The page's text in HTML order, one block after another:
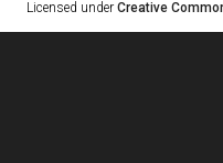
Licensed under Creative